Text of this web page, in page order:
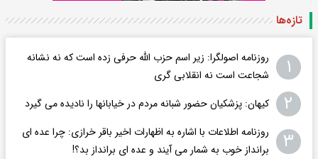
تازه‌ها
۱
روزنامه اصولگرا: زیر اسم حزب الله حرفی زده است که نه نشانه
شجاعت است نه انقلابی گری
۲ کیهان: پزشکیان حضور شبانه مردم در خیابانها را نادیده می گیرد
۳
روزنامه اطلاعات با اشاره به اظهارات اخیر باقر خرازی: چرا عده ای
برانداز خوب به شمار می آیند و عده ای برانداز بد؟!